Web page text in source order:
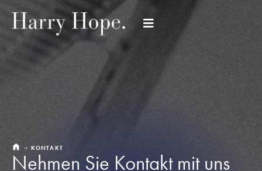
KONTAKT
Nehmen Sie Kontakt mit uns